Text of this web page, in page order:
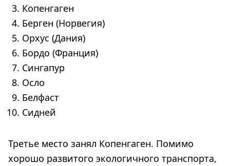
Копенгаген
Берген (Норвегия)
Орхус (Дания)
Бордо (Франция)
Сингапур
Осло
Белфаст
Сидней
Третье место занял Копенгаген. Помимо
хорошо развитого экологичного транспорта,